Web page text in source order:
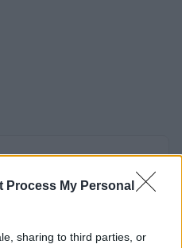
Process My Personal
sharing to third parties, or